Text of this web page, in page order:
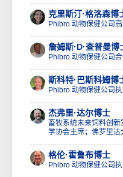
克里斯汀·格洛森博
Phibro 动物保健公司
詹姆斯·D·查普曼博
Phibro 动物保健公司
斯科特·巴斯科姆博
Phibro 动物保健公司
杰弗里·达尔博士
畜牧系统未来饲料创
学协会主席；佛罗里
格伦·霍鲁布博士
Phibro 动物保健公司